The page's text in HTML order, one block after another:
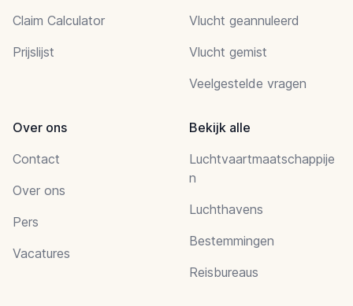
Claim Calculator
Prijslijst
Vlucht geannuleerd
Vlucht gemist
Veelgestelde vragen
Over ons
Contact
Over ons
Pers
Vacatures
Bekijk alle
Luchtvaartmaatschappije
n
Luchthavens
Bestemmingen
Reisbureaus